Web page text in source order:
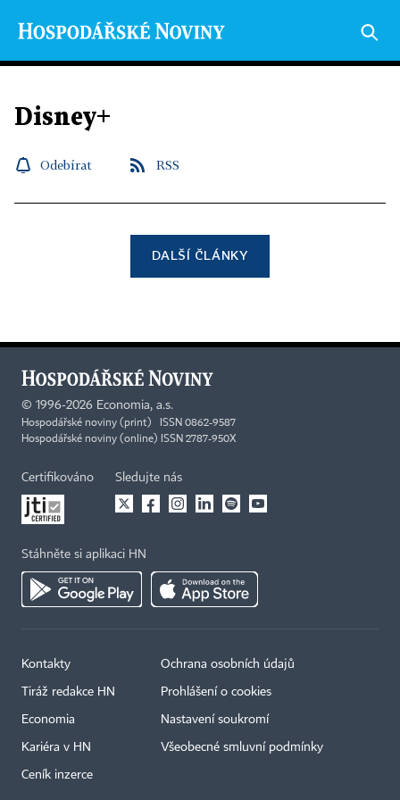
Disney+
Odebírat RSS
DALŠÍ ČLÁNKY
© 1996-2026 Economia, a.s.
Hospodářské noviny (print) ISSN 0862-9587
Hospodářské noviny (online) ISSN 2787-950X
Certifikováno Sledujte nás
Stáhněte si aplikaci HN
Kontakty
Tiráž redakce HN
Economia
Kariéra v HN
Ceník inzerce
Ochrana osobních údajů
Prohlášení o cookies
Nastavení soukromí
Všeobecné smluvní podmínky